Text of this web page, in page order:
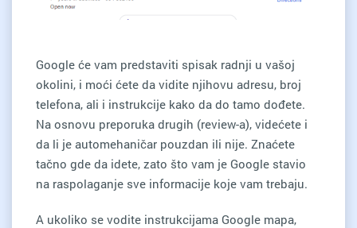
Google će vam predstaviti spisak radnji u vašoj
okolini, i moći ćete da vidite njihovu adresu, broj
telefona, ali i instrukcije kako da do tamo dođete.
Na osnovu preporuka drugih (review-a), videćete i
da li je automehaničar pouzdan ili nije. Znaćete
tačno gde da idete, zato što vam je Google stavio
na raspolaganje sve informacije koje vam trebaju.
A ukoliko se vodite instrukcijama Google mapa,